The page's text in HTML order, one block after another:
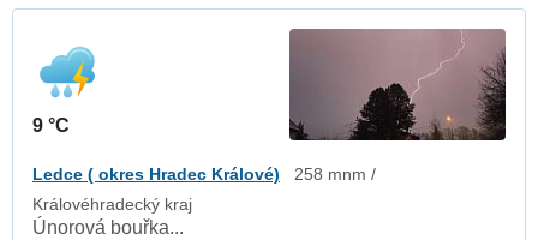
9 °C
Ledce ( okres Hradec Králové)
258 mnm /
Královéhradecký kraj
Únorová bouřka...